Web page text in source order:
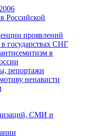
Российской
проявлений
государствах СНГ
в
репортажи
ненависти
СМИ и